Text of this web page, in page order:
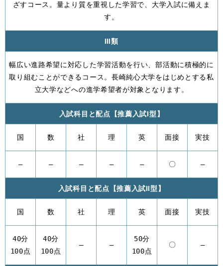
ざすコース。量より質を重視した学習で、大学入試に備えま
す。
Ⅲ類
幅広い進路希望に対応した学習活動を行い、部活動に積極的に
取り組むことができるコース。長崎純心大学をはじめとする私
立大学などへの進学希望者が対象となります。
入試科目と配点【推薦入試Ⅰ型】
国 数 社 理 英 面接 実技
– – – – – 〇 –
入試科目と配点【推薦入試Ⅱ型】
国 数 社 理 英 面接 実技
40分
100点
40分
100点
– –
50分
100点
〇 –